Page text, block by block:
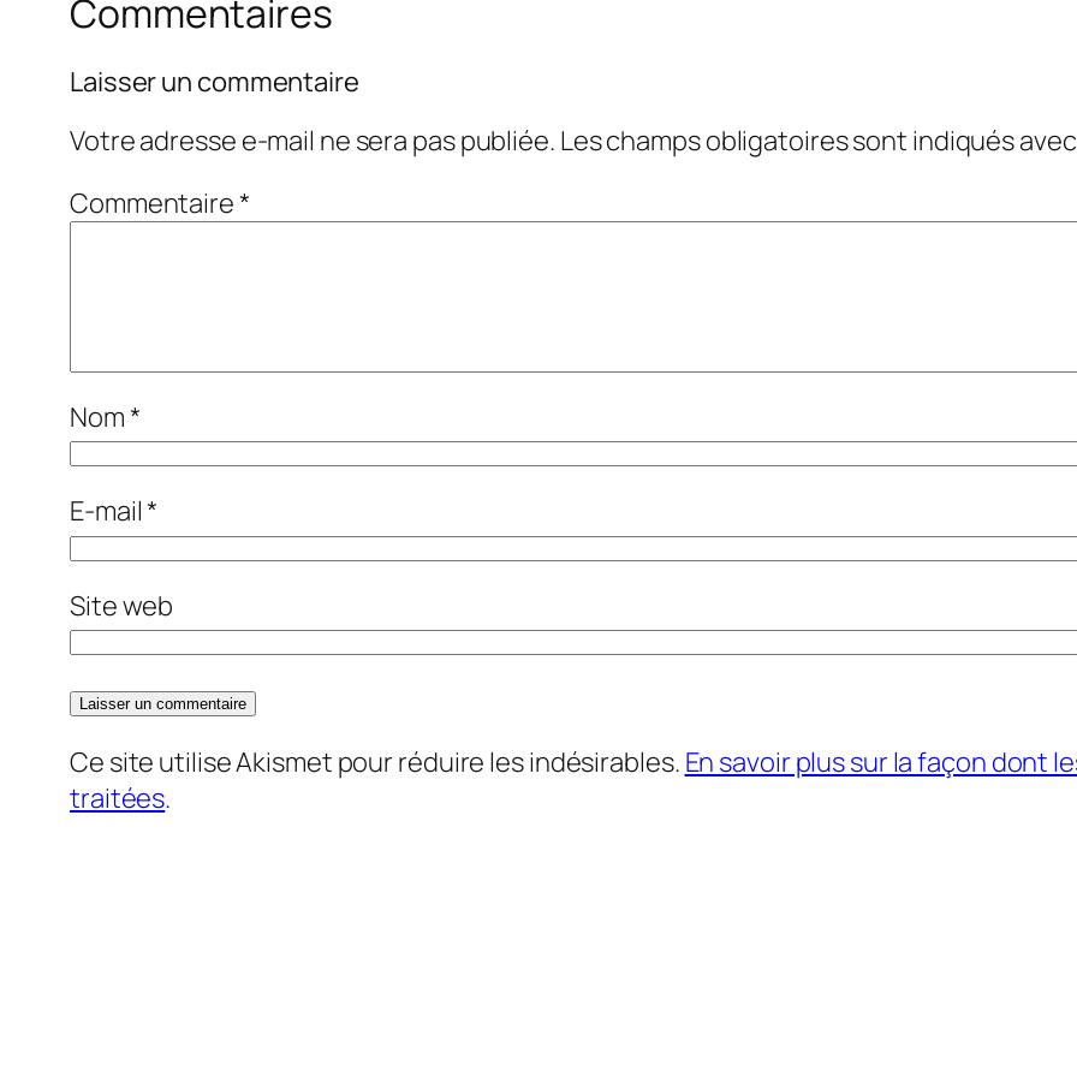
Commentaires
Laisser un commentaire
Votre adresse e-mail ne sera pas publiée. Les champs obligatoires sont indiqués
Commentaire*
Nom*
E-mail*
Site web
Ce site utilise Akismet pour réduire les indésirables. En savoir plus sur la façon dont
traitées.